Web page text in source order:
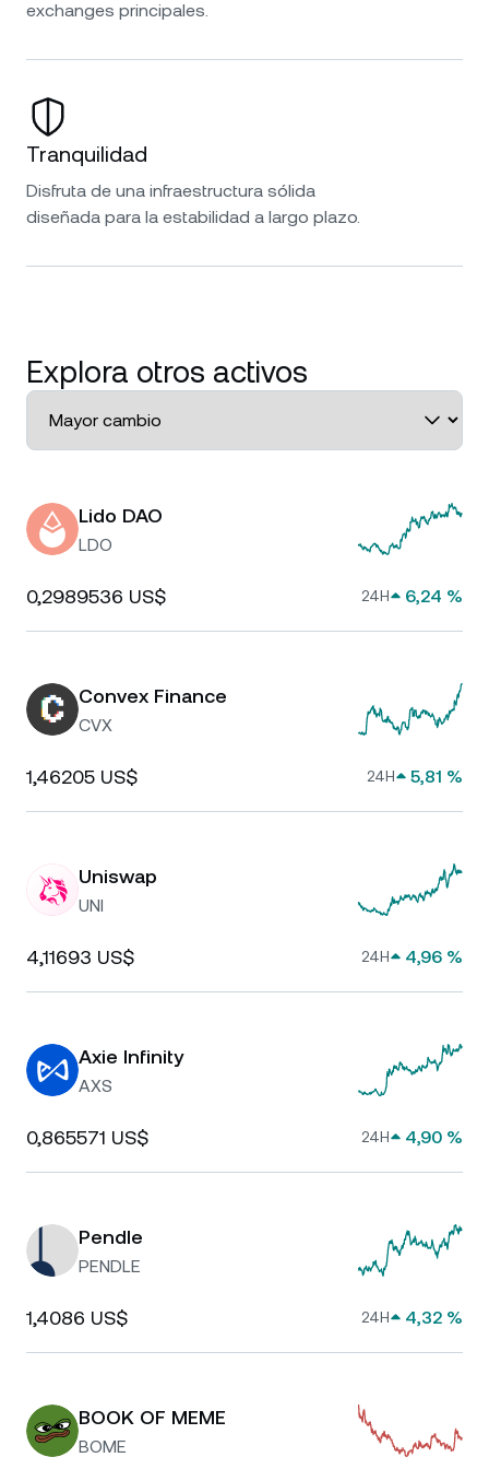
exchanges principales.
Tranquilidad
Disfruta de una infraestructura sólida
diseñada para la estabilidad a largo plazo.
Explora otros activos
Lido DAO
LDO
0,2989536 US$ 24H 6,24 %
Convex Finance
CVX
1,46205 US$ 24H 5,81 %
Uniswap
UNI
4,11693 US$ 24H 4,96 %
Axie Infinity
AXS
0,865571 US$ 24H 4,90 %
Pendle
PENDLE
1,4086 US$ 24H 4,32 %
BOOK OF MEME
BOME